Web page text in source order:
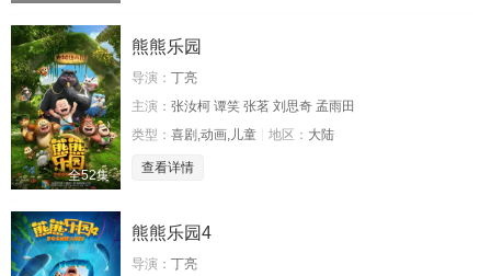
全52集
熊熊乐园
导演： 丁亮
主演： 张汝柯 谭笑 张茗 刘思奇 孟雨田
类型： 喜剧,动画,儿童 地区： 大陆
查看详情
熊熊乐园4
导演： 丁亮